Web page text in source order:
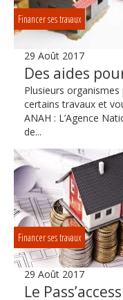
Financer ses travaux
29 Août 2017
Des aides
Plusieurs
certains travaux et
ANAH : L’Agence
de...
Financer ses travaux
29 Août 2017
Le